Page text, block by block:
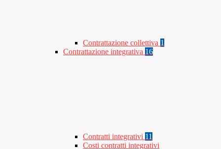
Contrattazione collettiva 1
Contrattazione integrativa 16
Contratti integrativi 11
Costi contratti integrativi